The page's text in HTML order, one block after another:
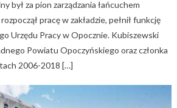
był za pion zarządzania łańcuchem
pracę w zakładzie, pełnił funkcję
Urzędu Pracy w Opocznie. Kubiszewski
Powiatu Opoczyńskiego oraz członka
2006-2018 […]